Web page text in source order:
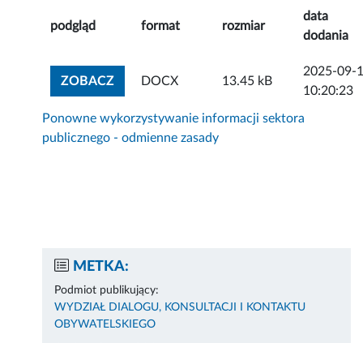
podgląd format rozmiar
data
dodania
ZOBACZZOBACZ ZAŁĄCZNIK
DOCX 13.45 kB
2025-09-
10:20:23
Ponowne wykorzystywanie informacji sektora
publicznego - odmienne zasady
METKA:
Podmiot publikujący:
WYDZIAŁ DIALOGU, KONSULTACJI I KONTAKTU
OBYWATELSKIEGO